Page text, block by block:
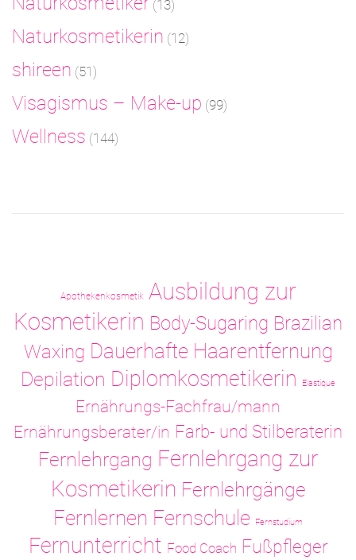
(13)
Naturkosmetikerin (12)
shireen (51)
Visagismus – Make-up (99)
Wellness (144)
Apothekenkosmetik Ausbildung zur
Kosmetikerin Body-Sugaring Brazilian
Waxing Dauerhafte Haarentfernung
Depilation Diplomkosmetikerin Elastique
Ernährungs-Fachfrau/mann
Ernährungsberater/in Farb- und Stilberaterin
Fernlehrgang Fernlehrgang zur
Kosmetikerin Fernlehrgänge
Fernlernen Fernschule Fernstudium
Fernunterricht Food Coach Fußpfleger